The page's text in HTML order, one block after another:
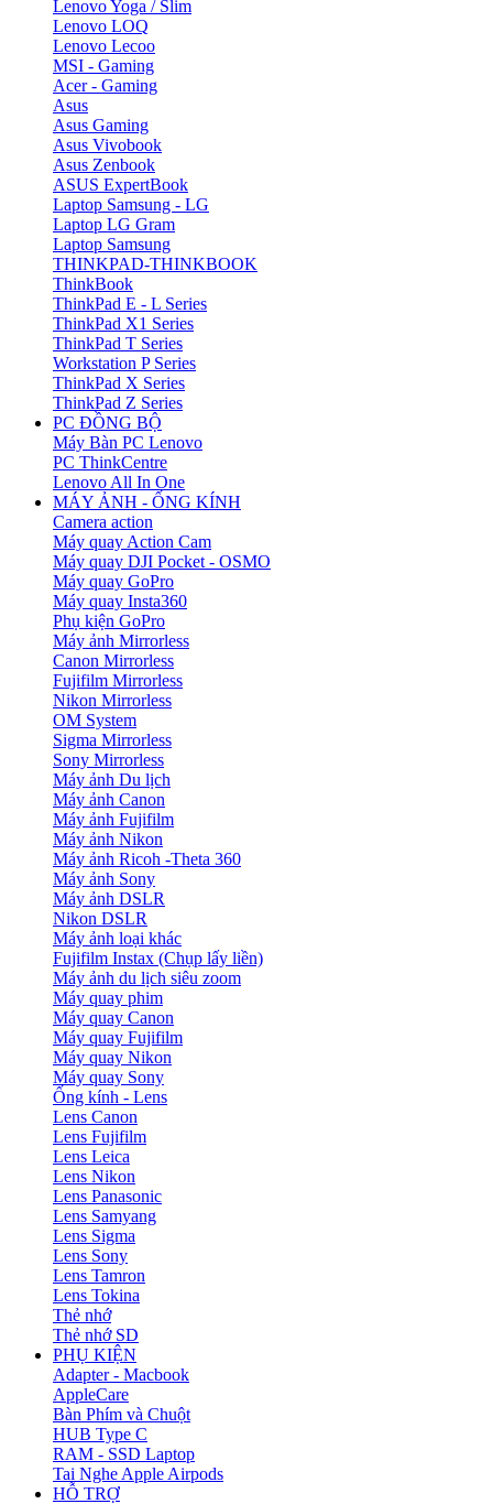
Lenovo Yoga / Slim
Lenovo LOQ
Lenovo Lecoo
MSI - Gaming
Acer - Gaming
Asus
Asus Gaming
Asus Vivobook
Asus Zenbook
ASUS ExpertBook
Laptop Samsung - LG
Laptop LG Gram
Laptop Samsung
THINKPAD-THINKBOOK
ThinkBook
ThinkPad E - L Series
ThinkPad X1 Series
ThinkPad T Series
Workstation P Series
ThinkPad X Series
ThinkPad Z Series
PC ĐỒNG BỘ
Máy Bàn PC Lenovo
PC ThinkCentre
Lenovo All In One
MÁY ẢNH - ỐNG KÍNH
Camera action
Máy quay Action Cam
Máy quay DJI Pocket - OSMO
Máy quay GoPro
Máy quay Insta360
Phụ kiện GoPro
Máy ảnh Mirrorless
Canon Mirrorless
Fujifilm Mirrorless
Nikon Mirrorless
OM System
Sigma Mirrorless
Sony Mirrorless
Máy ảnh Du lịch
Máy ảnh Canon
Máy ảnh Fujifilm
Máy ảnh Nikon
Máy ảnh Ricoh -Theta 360
Máy ảnh Sony
Máy ảnh DSLR
Nikon DSLR
Máy ảnh loại khác
Fujifilm Instax (Chụp lấy liền)
Máy ảnh du lịch siêu zoom
Máy quay phim
Máy quay Canon
Máy quay Fujifilm
Máy quay Nikon
Máy quay Sony
Ống kính - Lens
Lens Canon
Lens Fujifilm
Lens Leica
Lens Nikon
Lens Panasonic
Lens Samyang
Lens Sigma
Lens Sony
Lens Tamron
Lens Tokina
Thẻ nhớ
Thẻ nhớ SD
PHỤ KIỆN
Adapter - Macbook
AppleCare
Bàn Phím và Chuột
HUB Type C
RAM - SSD Laptop
Tai Nghe Apple Airpods
HỖ TRỢ